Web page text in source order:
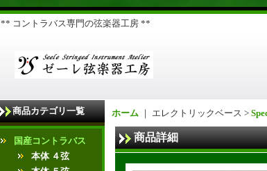
** コントラバス専門の弦楽器工房 **
商品カテゴリ一覧
国産コントラバス
本体 ４弦
ホーム ｜ エレクトリックベース >
商品詳細